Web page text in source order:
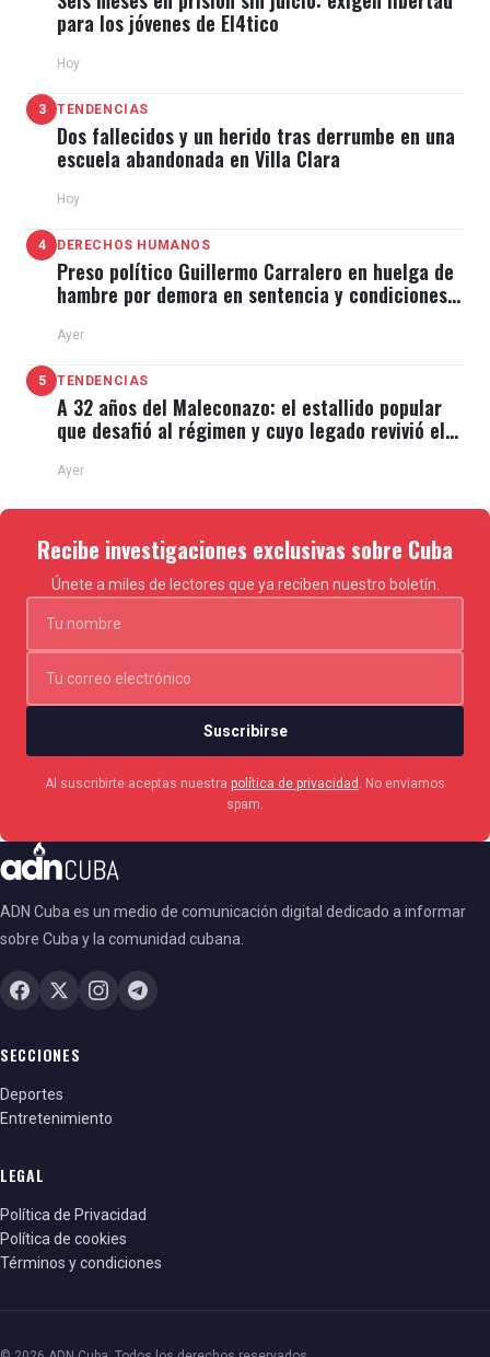
para los jóvenes de El4tico
Hoy
3 TENDENCIAS
Dos fallecidos y un herido tras derrumbe en una
escuela abandonada en Villa Clara
Hoy
4 DERECHOS HUMANOS
Preso político Guillermo Carralero en huelga de
hambre por demora en sentencia y condiciones
Ayer
5 TENDENCIAS
A 32 años del Maleconazo: el estallido popular
que desafió al régimen y cuyo legado revivió el
Ayer
Recibe investigaciones exclusivas sobre Cuba
Únete a miles de lectores que ya reciben nuestro boletín.
Suscribirse
Al suscribirte aceptas nuestra política de privacidad . No enviamos
spam.
ADN Cuba es un medio de comunicación digital dedicado a informar
sobre Cuba y la comunidad cubana.
SECCIONES
Deportes
Entretenimiento
LEGAL
Política de Privacidad
Política de cookies
Términos y condiciones